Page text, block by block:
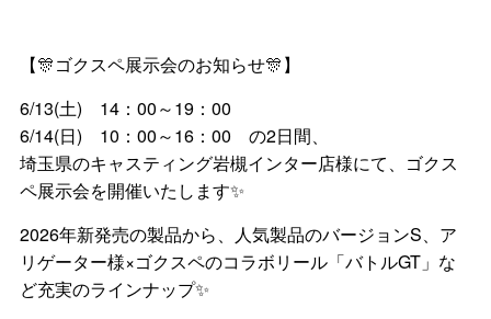
【🎊ゴクスペ展示会のお知らせ🎊】
6/13(土) 14：00～19：00
6/14(日) 10：00～16：00 の2日間、
埼玉県のキャスティング岩槻インター店様にて、ゴクス
ペ展示会を開催いたします✨
2026年新発売の製品から、人気製品のバージョンS、ア
リゲーター様×ゴクスペのコラボリール「バトルGT」な
ど充実のラインナップ✨